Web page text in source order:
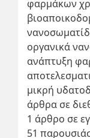
φαρμάκων
οργανικά
ανάπτυξη
μικρή
άρθρα σε
1 άρθρο σε
51